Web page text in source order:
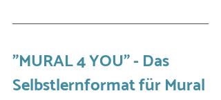
"MURAL 4 YOU" - Das
Selbstlernformat für Mural